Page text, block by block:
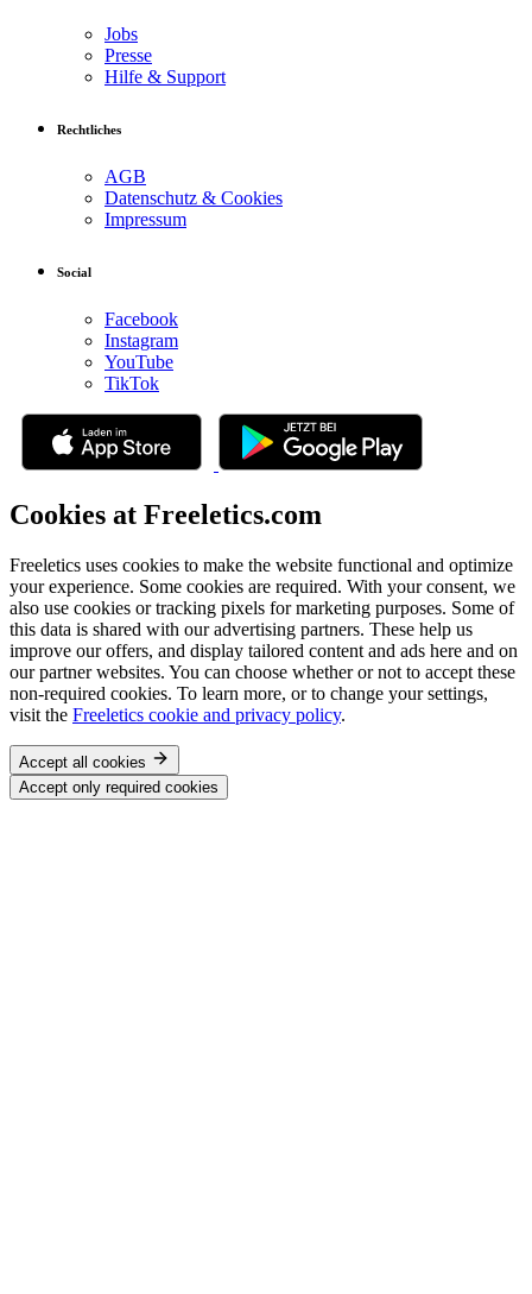
Jobs
Presse
Hilfe & Support
Rechtliches
AGB
Datenschutz & Cookies
Impressum
Social
Facebook
Instagram
YouTube
TikTok
Cookies at Freeletics.com
Freeletics uses cookies to make the website functional and optimize
your experience. Some cookies are required. With your consent, we
also use cookies or tracking pixels for marketing purposes. Some of
this data is shared with our advertising partners. These help us
improve our offers, and display tailored content and ads here and on
our partner websites. You can choose whether or not to accept these
non-required cookies. To learn more, or to change your settings,
visit the Freeletics cookie and privacy policy.
Accept all cookies
Accept only required cookies